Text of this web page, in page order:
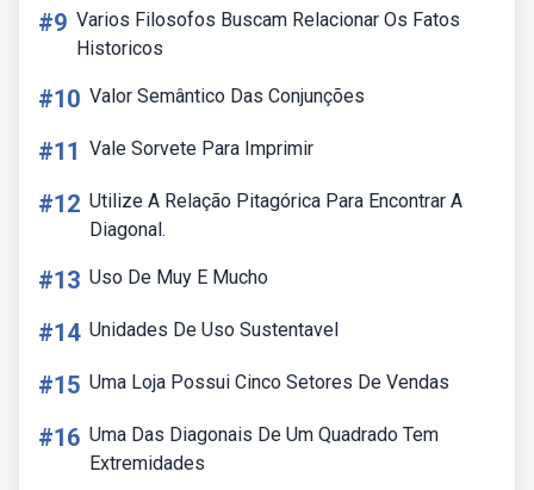
#9 Varios Filosofos Buscam Relacionar Os Fatos
Historicos
#10 Valor Semântico Das Conjunções
#11 Vale Sorvete Para Imprimir
#12 Utilize A Relação Pitagórica Para Encontrar A
Diagonal.
#13 Uso De Muy E Mucho
#14 Unidades De Uso Sustentavel
#15 Uma Loja Possui Cinco Setores De Vendas
#16 Uma Das Diagonais De Um Quadrado Tem
Extremidades